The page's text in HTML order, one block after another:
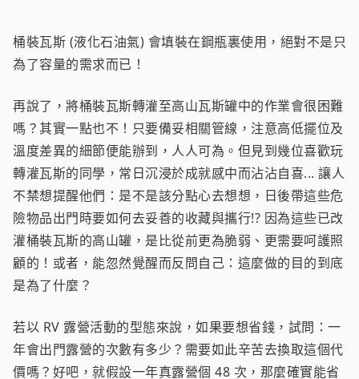
桶裝瓦斯 (液化石油氣) 會填裝在鋼瓶裏使用，絕對不是只
為了容量的需求而已！
再說了，將桶裝瓦斯轉灌至高山瓦斯罐中的作業會很困難
嗎？其實一點也不！只要備妥相關管線，注意高低擺位及
溫度差異的細節便能辦到，人人可為。但見到幾位喜歡玩
轉灌瓦斯的同學，常日沉浸於成就感中而沾沾自喜... 讓人
不禁想提醒他們：是不是該分點心去想想，日後帶這些危
險物品出門時要如何去妥善的收藏與攜行!? 因為這些已改
灌桶裝瓦斯的高山罐，是比從前更為脆弱、更需要呵護照
顧的！或者，能忽然覺醒而反問自己：這麼做的目的到底
是為了什麼？
若以 RV 露營活動的型態來說，如果要想省錢，試問：一
年會出門露營的次數有多少？需要如此辛苦去換取這個代
價嗎？好吧，就假設一年真露營個 48 次，那麼確實能省